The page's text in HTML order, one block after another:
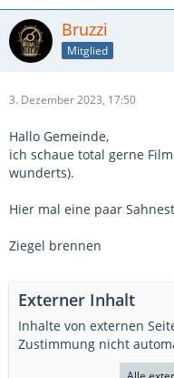
Bruzzi
Mitglied
3. Dezember 2023, 17:50
Hallo Gemeinde,
ich schaue total gerne
wunderts).
Hier mal eine paar
Ziegel brennen
Externer Inhalt
Inhalte von externen
Zustimmung nicht